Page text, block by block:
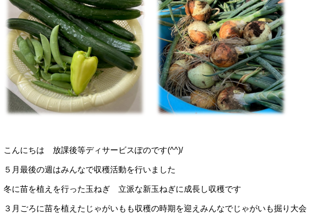
こんにちは 放課後等ディサービスぽのです(^^)/
５月最後の週はみんなで収穫活動を行いました
冬に苗を植えを行った玉ねぎ 立派な新玉ねぎに成長し収穫です
３月ごろに苗を植えたじゃがいもも収穫の時期を迎えみんなでじゃがいも掘り大会